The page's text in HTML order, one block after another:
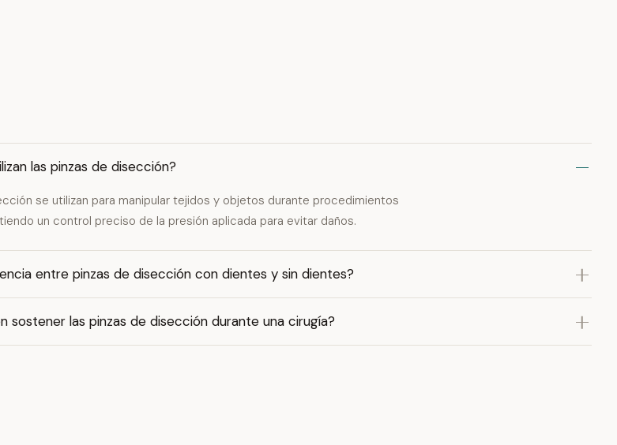
las pinzas de disección?
se utilizan para manipular tejidos y objetos durante procedimientos
un control preciso de la presión aplicada para evitar daños.
entre pinzas de disección con dientes y sin dientes?
sostener las pinzas de disección durante una cirugía?